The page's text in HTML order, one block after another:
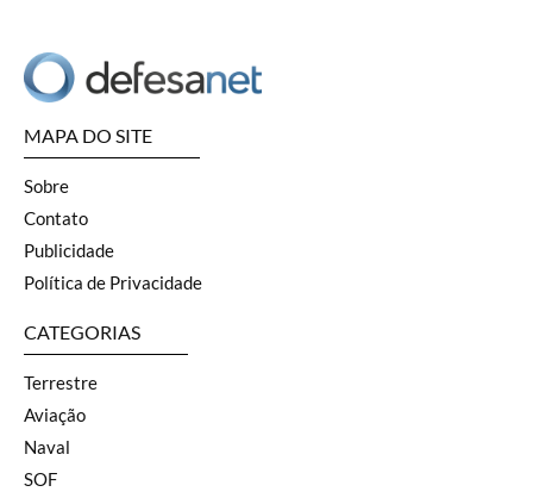
MAPA DO SITE
Sobre
Contato
Publicidade
Política de Privacidade
CATEGORIAS
Terrestre
Aviação
Naval
SOF